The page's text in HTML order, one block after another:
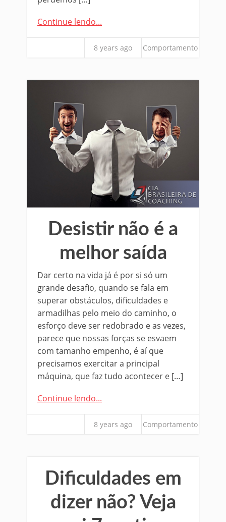
Continue lendo...
8 years ago Comportamento
Desistir não é a
melhor saída
Dar certo na vida já é por si só um
grande desafio, quando se fala em
superar obstáculos, dificuldades e
armadilhas pelo meio do caminho, o
esforço deve ser redobrado e as vezes,
parece que nossas forças se esvaem
com tamanho empenho, é aí que
precisamos exercitar a principal
máquina, que faz tudo acontecer e […]
Continue lendo...
8 years ago Comportamento
Dificuldades em
dizer não? Veja